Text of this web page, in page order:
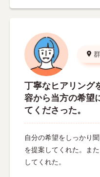
丁寧なヒアリング
容から当方の希望
てくださった。
自分の希望をしっかり
を提案してくれた。ま
してくれた。